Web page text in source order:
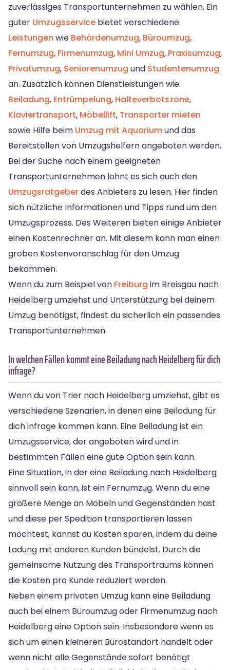
zuverlässiges Transportunternehmen zu wählen. Ein
guter Umzugsservice bietet verschiedene
Leistungen wie Behördenumzug, Büroumzug,
Fernumzug, Firmenumzug, Mini Umzug, Praxisumzug,
Privatumzug, Seniorenumzug und Studentenumzug
an. Zusätzlich können Dienstleistungen wie
Beiladung, Entrümpelung, Halteverbotszone,
Klaviertransport, Möbellift, Transporter mieten
sowie Hilfe beim Umzug mit Aquariumund das
Bereitstellen von Umzugshelfern angeboten werden.
Bei der Suche nach einem geeigneten
Transportunternehmen lohnt es sich auch den
Umzugsratgeberdes Anbieters zu lesen. Hier finden
sich nützliche Informationen und Tipps rund um den
Umzugsprozess. Des Weiteren bieten einige Anbieter
einen Kostenrechner an. Mit diesem kann man einen
groben Kostenvoranschlag für den Umzug
bekommen.
Wenn du zum Beispiel von Freiburg im Breisgau nach
Heidelberg umziehst und Unterstützung bei deinem
Umzug benötigst, findest du sicherlich ein passendes
Transportunternehmen.
In welchen Fällen kommt eine Beiladung nach Heidelberg für dich
infrage?
Wenn du von Trier nach Heidelberg umziehst, gibt es
verschiedene Szenarien, in denen eine Beiladung für
dich infrage kommen kann. Eine Beiladung ist ein
Umzugsservice, der angeboten wird und in
bestimmten Fällen eine gute Option sein kann.
Eine Situation, in der eine Beiladung nach Heidelberg
sinnvoll sein kann, ist ein Fernumzug. Wenn du eine
größere Menge an Möbeln und Gegenständen hast
und diese per Spedition transportieren lassen
möchtest, kannst du Kosten sparen, indem du deine
Ladung mit anderen Kunden bündelst. Durch die
gemeinsame Nutzung des Transportraums können
die Kosten pro Kunde reduziert werden.
Neben einem privaten Umzug kann eine Beiladung
auch bei einem Büroumzug oder Firmenumzug nach
Heidelberg eine Option sein. Insbesondere wenn es
sich um einen kleineren Bürostandort handelt oder
wenn nicht alle Gegenstände sofort benötigt